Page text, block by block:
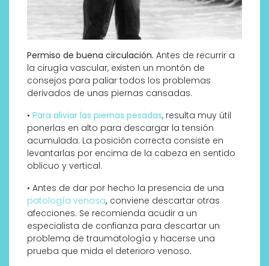
Permiso de buena circulación. Antes de recurrir a
la cirugía vascular, existen un montón de
consejos para paliar todos los problemas
derivados de unas piernas cansadas.
• Para aliviar las piernas pesadas, resulta muy útil
ponerlas en alto para descargar la tensión
acumulada. La posición correcta consiste en
levantarlas por encima de la cabeza en sentido
oblicuo y vertical.
• Antes de dar por hecho la presencia de una
patología venosa, conviene descartar otras
afecciones. Se recomienda acudir a un
especialista de confianza para descartar un
problema de traumatología y hacerse una
prueba que mida el deterioro venoso.